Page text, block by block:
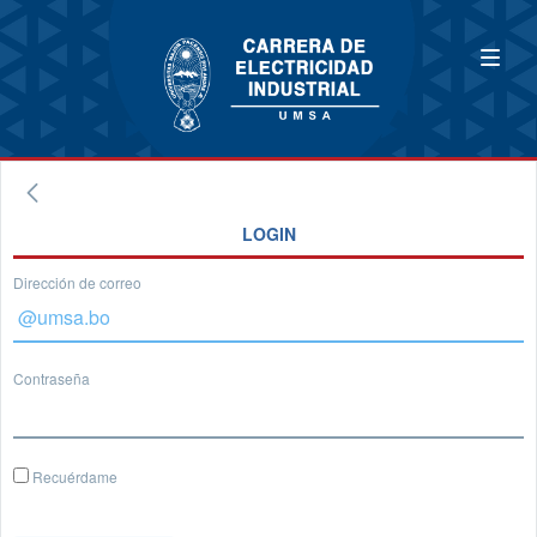
LOGIN
Dirección de correo
Contraseña
Recuérdame